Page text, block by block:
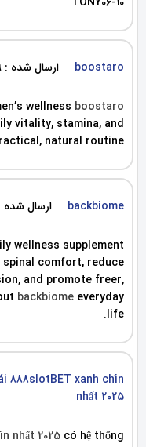
boostaro ارسال شده : 59 روز پیش
wellness boostaro
vitality, stamina, and
natural routine.
backbiome ارسال شده : 66 روز
wellness supplement
comfort, reduce
and promote freer,
backbiome everyday
life.
888slotBET xanh chín
nhất 2025
nhất 2025 có hệ thống